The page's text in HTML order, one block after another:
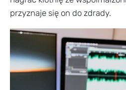
przyznaje się on do zdrady.